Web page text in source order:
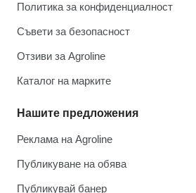
Политика за конфиденциалност
Съвети за безопасност
Отзиви за Agroline
Каталог на марките
Нашите предложения
Реклама на Agroline
Публикуване на обява
Публикувай банер